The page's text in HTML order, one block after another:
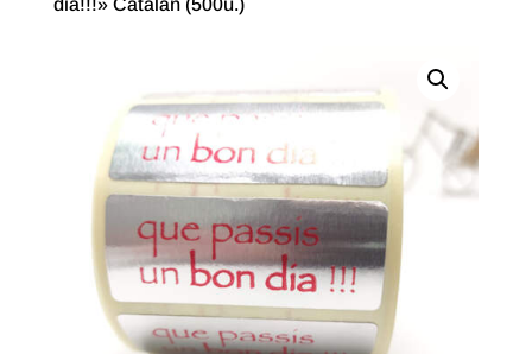
dia!!!» Catalán (500u.)